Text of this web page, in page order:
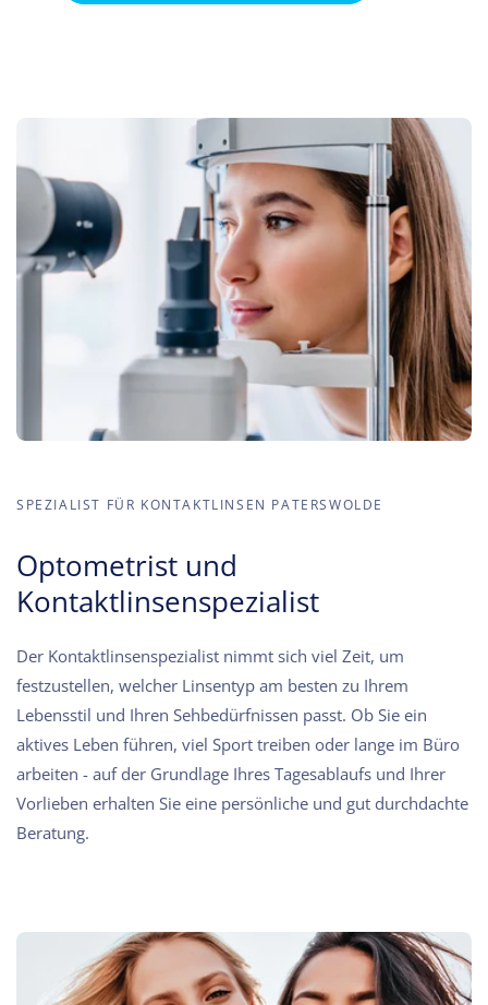
SPEZIALIST FÜR KONTAKTLINSEN PATERSWOLDE
Optometrist und
Kontaktlinsenspezialist
Der Kontaktlinsenspezialist nimmt sich viel Zeit, um
festzustellen, welcher Linsentyp am besten zu Ihrem
Lebensstil und Ihren Sehbedürfnissen passt. Ob Sie ein
aktives Leben führen, viel Sport treiben oder lange im Büro
arbeiten - auf der Grundlage Ihres Tagesablaufs und Ihrer
Vorlieben erhalten Sie eine persönliche und gut durchdachte
Beratung.